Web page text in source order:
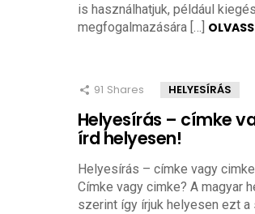
is használhatjuk, például
megfogalmazására […]
91 Shares HELYESÍRÁS
Helyesírás – címke
írd helyesen!
Helyesírás – címke vagy
Címke vagy cimke? A magyar
szerint így írjuk helyesen ezt a